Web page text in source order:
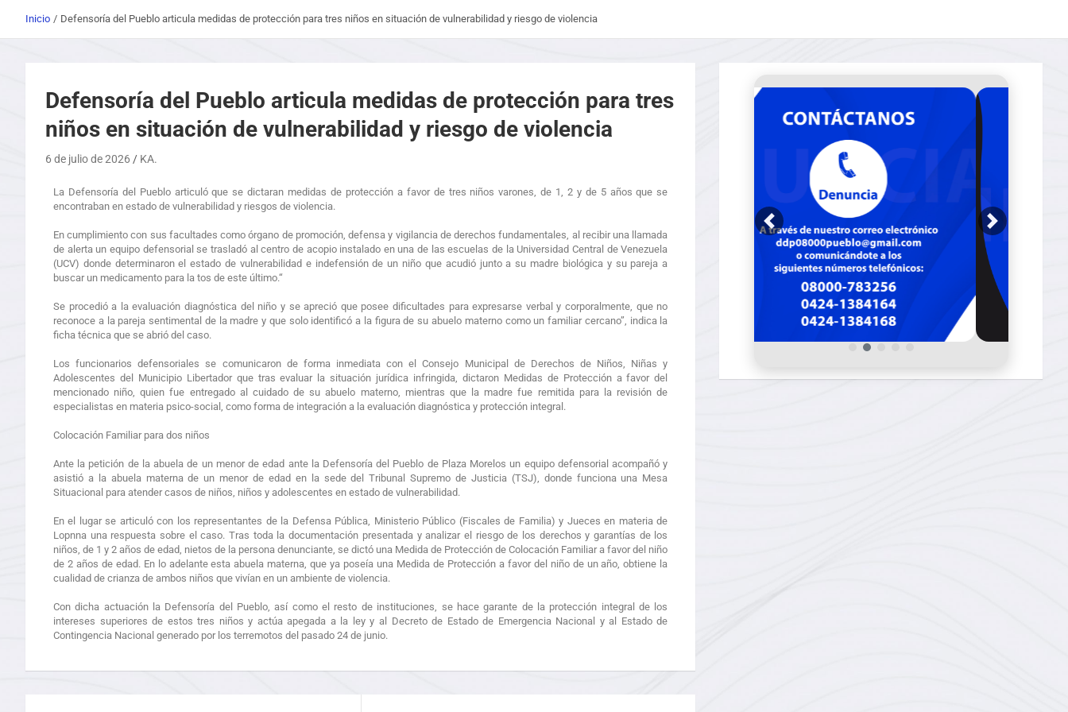
Inicio Defensoría del Pueblo articula medidas de protección para tres niños en situación de vulnerabilidad y riesgo de violencia
Defensoría del Pueblo articula medidas de protección para tres
niños en situación de vulnerabilidad y riesgo de violencia
6 de julio de 2026 KA.
La Defensoría del Pueblo articuló que se dictaran medidas de protección a favor de tres niños varones, de 1, 2 y de 5 años que se
encontraban en estado de vulnerabilidad y riesgos de violencia.
En cumplimiento con sus facultades como órgano de promoción, defensa y vigilancia de derechos fundamentales, al recibir una llamada
de alerta un equipo defensorial se trasladó al centro de acopio instalado en una de las escuelas de la Universidad Central de Venezuela
(UCV) donde determinaron el estado de vulnerabilidad e indefensión de un niño que acudió junto a su madre biológica y su pareja a
buscar un medicamento para la tos de este último.“
Se procedió a la evaluación diagnóstica del niño y se apreció que posee dificultades para expresarse verbal y corporalmente, que no
reconoce a la pareja sentimental de la madre y que solo identificó a la figura de su abuelo materno como un familiar cercano”, indica la
ficha técnica que se abrió del caso.
Los funcionarios defensoriales se comunicaron de forma inmediata con el Consejo Municipal de Derechos de Niños, Niñas y
Adolescentes del Municipio Libertador que tras evaluar la situación jurídica infringida, dictaron Medidas de Protección a favor del
mencionado niño, quien fue entregado al cuidado de su abuelo materno, mientras que la madre fue remitida para la revisión de
especialistas en materia psico-social, como forma de integración a la evaluación diagnóstica y protección integral.
Colocación Familiar para dos niños
Ante la petición de la abuela de un menor de edad ante la Defensoría del Pueblo de Plaza Morelos un equipo defensorial acompañó y
asistió a la abuela materna de un menor de edad en la sede del Tribunal Supremo de Justicia (TSJ), donde funciona una Mesa
Situacional para atender casos de niños, niños y adolescentes en estado de vulnerabilidad.
En el lugar se articuló con los representantes de la Defensa Pública, Ministerio Público (Fiscales de Familia) y Jueces en materia de
Lopnna una respuesta sobre el caso. Tras toda la documentación presentada y analizar el riesgo de los derechos y garantías de los
niños, de 1 y 2 años de edad, nietos de la persona denunciante, se dictó una Medida de Protección de Colocación Familiar a favor del niño
de 2 años de edad. En lo adelante esta abuela materna, que ya poseía una Medida de Protección a favor del niño de un año, obtiene la
cualidad de crianza de ambos niños que vivían en un ambiente de violencia.
Con dicha actuación la Defensoría del Pueblo, así como el resto de instituciones, se hace garante de la protección integral de los
intereses superiores de estos tres niños y actúa apegada a la ley y al Decreto de Estado de Emergencia Nacional y al Estado de
Contingencia Nacional generado por los terremotos del pasado 24 de junio.